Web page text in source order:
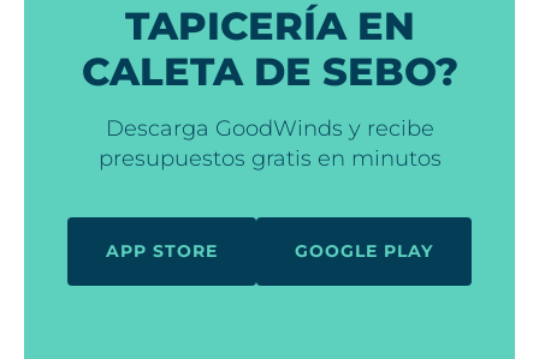
TAPICERÍA EN
CALETA DE SEBO?
Descarga GoodWinds y recibe
presupuestos gratis en minutos
APP STORE GOOGLE PLAY